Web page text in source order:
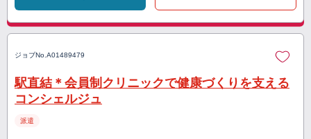
ジョブNo. A01489479
駅直結＊会員制クリニックで健康づくりを支える
コンシェルジュ
派遣